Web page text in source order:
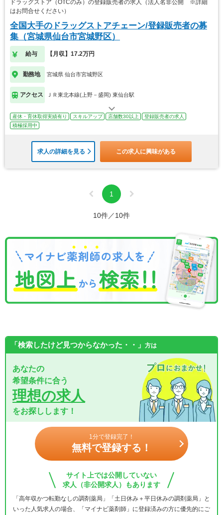
ドラッグストア（OTCのみ）の登録販売者の求人（法人名非公開 ※詳細
はお問合せください）
全国大手のドラッグストアチェーン/登録販売者の募
集（宮城県仙台市宮城野区）
給与 【月収】17.2万円
勤務地 宮城県 仙台市宮城野区
アクセス ＪＲ東北本線(上野－盛岡) 東仙台駅
産休・育休取得実績有り スキルアップ 店舗数30以上
登録販売者の求人
積極採用中
求人の詳細を見る この求人に興味がある
1
10件／10件
「検索したけど見つからなかった・・」 方は
あなたの
希望条件に合う
理想の求人
をお探しします！
1分で登録完了！
無料で登録する！
サイト上では公開していない
求人（非公開求人）もあります
「高年収かつ転勤なしの調剤薬局」「土日休み＋平日休みの調剤薬局」と
いった人気求人の場合、「マイナビ薬剤師」に登録済みの方に優先的にご